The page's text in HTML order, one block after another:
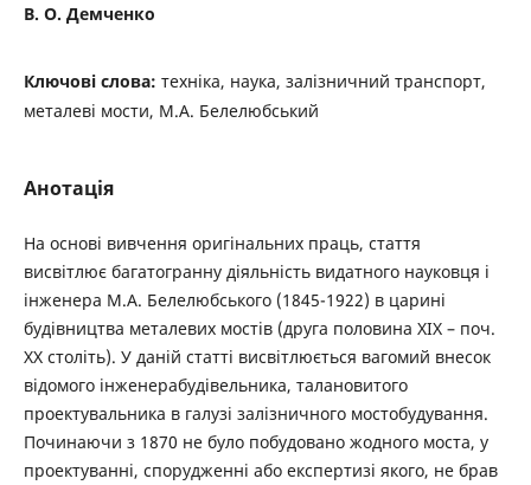
В. О. Демченко
Ключові слова: техніка, наука, залізничний транспорт,
металеві мости, М.А. Белелюбський
Анотація
На основі вивчення оригінальних праць, стаття
висвітлює багатогранну діяльність видатного науковця і
інженера М.А. Белелюбського (1845-1922) в царині
будівництва металевих мостів (друга половина ХІХ – поч.
ХХ століть). У даній статті висвітлюється вагомий внесок
відомого інженерабудівельника, талановитого
проектувальника в галузі залізничного мостобудування.
Починаючи з 1870 не було побудовано жодного моста, у
проектуванні, спорудженні або експертизі якого, не брав